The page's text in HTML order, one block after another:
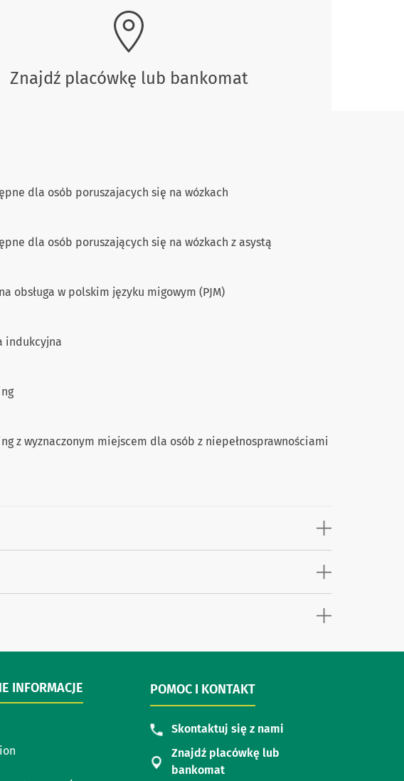
Znajdź placówkę lub bankomat
dla osób poruszajacych się na wózkach
dla osób poruszających się na wózkach z asystą
obsługa w polskim języku migowym (PJM)
indukcyjna
z wyznaczonym miejscem dla osób z niepełnosprawnościami
INFORMACJE POMOC I KONTAKT
Skontaktuj się z nami
Znajdź placówkę lub
bankomat